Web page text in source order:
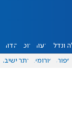
ונדל"ן דעות אוכל יהדות
ספורט פורומים אתר ישיבה